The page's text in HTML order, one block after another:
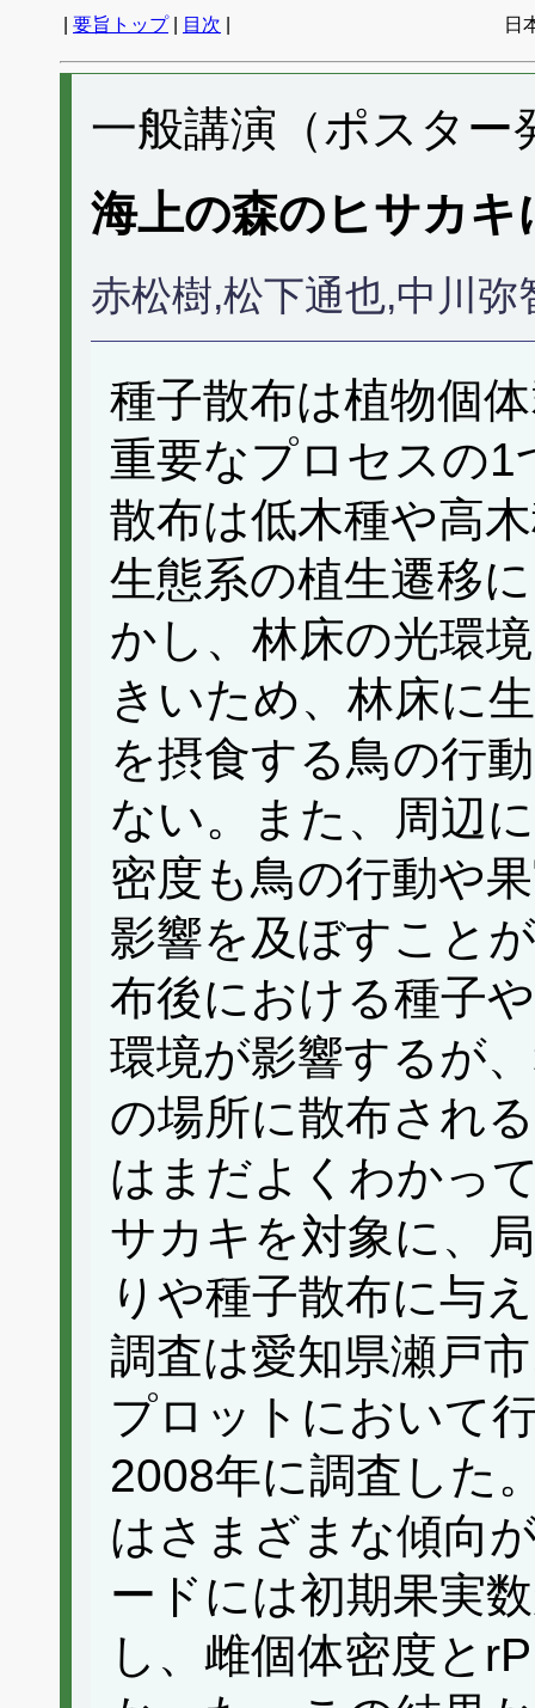
要旨トップ| 目次 日
一般講演（ポスター
海上の森のヒサカ
赤松樹,松下通也,中川
種子散布は植物個
重要なプロセスの
散布は低木種や高
生態系の植生遷移
かし、林床の光環
きいため、林床に
を摂食する鳥の行
ない。また、周辺
密度も鳥の行動や
影響を及ぼすこと
布後における種子
環境が影響するが
の場所に散布され
はまだよくわかっ
サカキを対象に、
りや種子散布に与
調査は愛知県瀬戸
プロットにおいて
2008年に調査した
はさまざまな傾向
ードには初期果実
し、雌個体密度と